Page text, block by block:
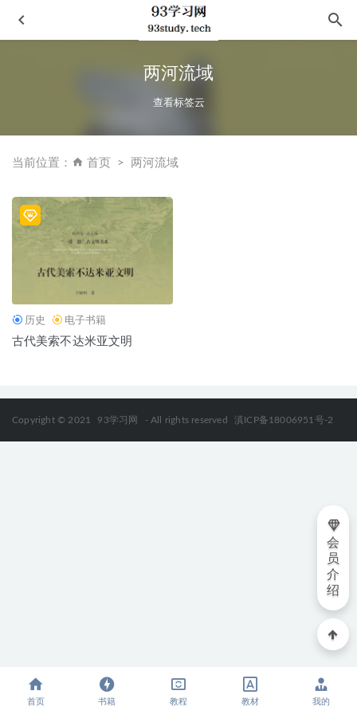
两河流域
查看标签云
当前位置： 首页 两河流域
历史 电子书籍
古代美索不达米亚文明
Copyright © 2021 93学习网 - All rights reserved 滇ICP备18006951号-2
会
员
介
绍
正统与华夷-中国传统政治文化研究
皮笑肉也笑 2021-01-20
《你不可不做的爱爱101式》
中国民族史两种
首页 书籍 教程 教材 我的